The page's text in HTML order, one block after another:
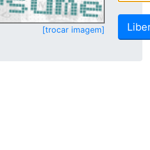
[trocar imagem]